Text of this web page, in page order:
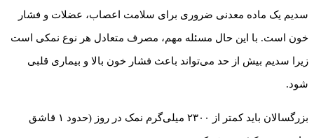
سدیم یک ماده معدنی ضروری برای سلامت اعصاب، عضلات و فشار
خون است. با این حال مسئله مهم، مصرف متعادل هر نوع نمکی است
زیرا سدیم بیش از حد می‌تواند باعث فشار خون بالا و بیماری قلبی
شود.
بزرگسالان باید کمتر از ۲۳۰۰ میلی‌گرم نمک در روز (حدود ۱ قاشق